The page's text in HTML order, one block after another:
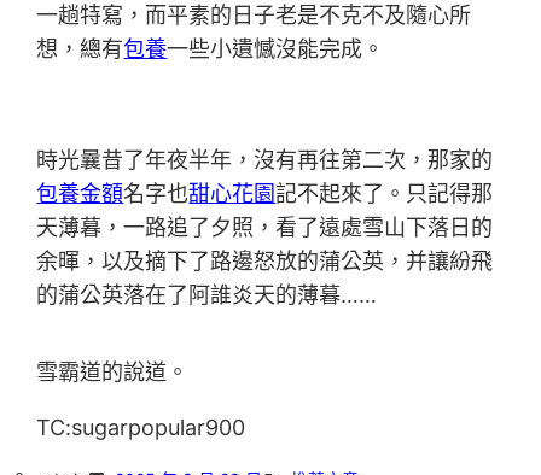
一趟特寫，而平素的日子老是不克不及隨心所
想，總有包養一些小遺憾沒能完成。
時光曩昔了年夜半年，沒有再往第二次，那家的
包養金額名字也甜心花園記不起來了。只記得那
天薄暮，一路追了夕照，看了遠處雪山下落日的
余暉，以及摘下了路邊怒放的蒲公英，并讓紛飛
的蒲公英落在了阿誰炎天的薄暮……
雪霸道的說道。
TC:sugarpopular900